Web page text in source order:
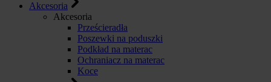
Akcesoria
Akcesoria
Prześcieradła
Poszewki na poduszki
Podkład na materac
Ochraniacz na materac
Koce